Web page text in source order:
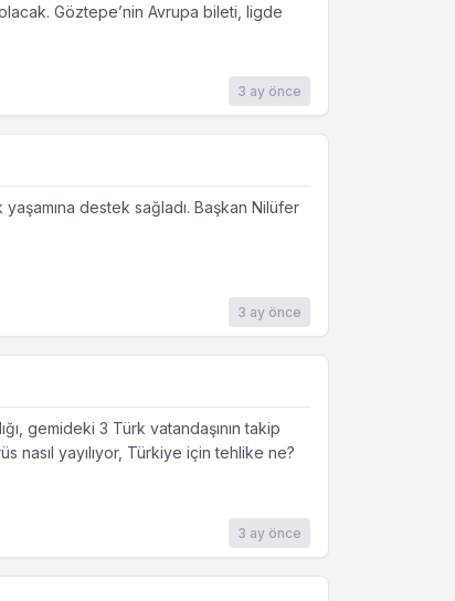
Göztepe’nin Avrupa bileti, ligde
3 ay önce
destek sağladı. Başkan Nilüfer
3 ay önce
gemideki 3 Türk vatandaşının takip
nasıl yayılıyor, Türkiye için tehlike ne?
3 ay önce